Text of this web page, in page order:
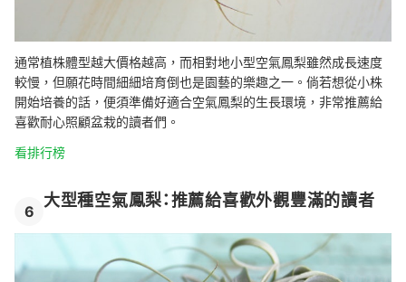
通常植株體型越大價格越高，而相對地小型空氣鳳梨雖然成長速度
較慢，但願花時間細細培育倒也是園藝的樂趣之一。倘若想從小株
開始培養的話，便須準備好適合空氣鳳梨的生長環境，非常推薦給
喜歡耐心照顧盆栽的讀者們。
看排行榜
6
大型種空氣鳳梨：推薦給喜歡外觀豐滿的讀者